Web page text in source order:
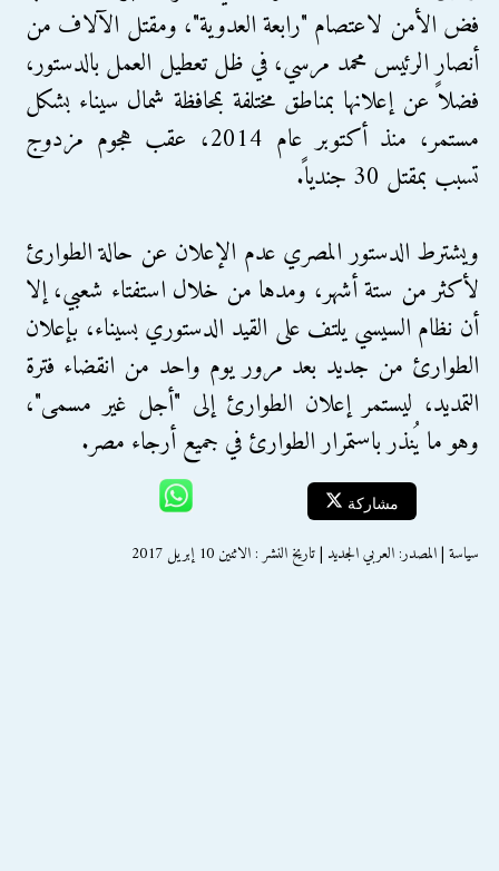
فض الأمن لاعتصام "رابعة العدوية"، ومقتل الآلاف من
أنصار الرئيس محمد مرسي، في ظل تعطيل العمل بالدستور،
فضلاً عن إعلانها بمناطق مختلفة بمحافظة شمال سيناء بشكل
مستمر، منذ أكتوبر عام 2014، عقب هجوم مزدوج
تسبب بمقتل 30 جندياً.
ويشترط الدستور المصري عدم الإعلان عن حالة الطوارئ
لأكثر من ستة أشهر، ومدها من خلال استفتاء شعبي، إلا
أن نظام السيسي يلتف على القيد الدستوري بسيناء، بإعلان
الطوارئ من جديد بعد مرور يوم واحد من انقضاء فترة
التمديد، ليستمر إعلان الطوارئ إلى "أجل غير مسمى"،
وهو ما يُنذر باستمرار الطوارئ في جميع أرجاء مصر.
مشاركة
سياسة | المصدر: العربي الجديد | تاريخ النشر : الاثنين 10 إبريل 2017